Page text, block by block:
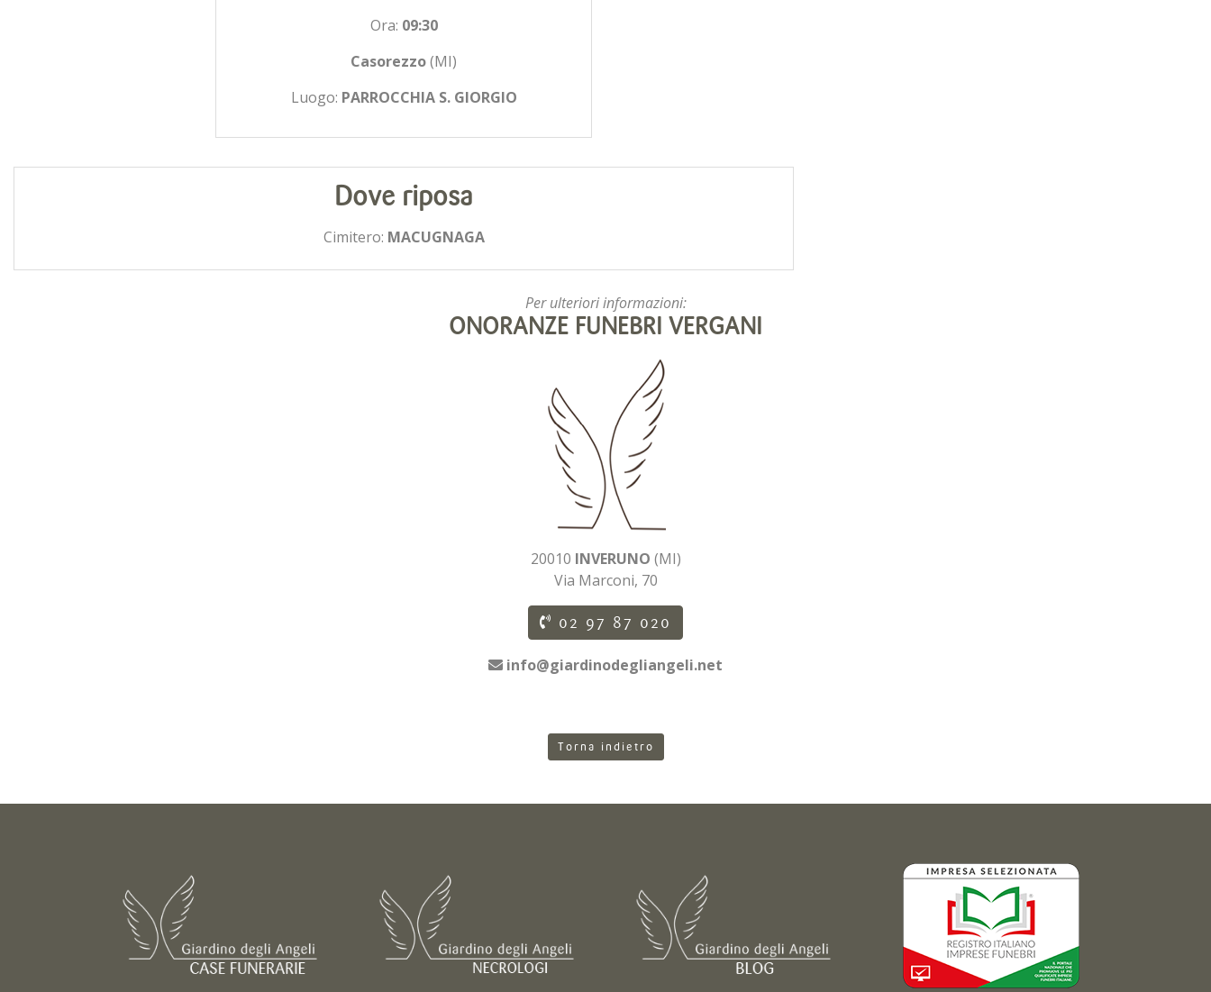
Ora: 09:30
Casorezzo(MI)
Luogo: PARROCCHIA S. GIORGIO
Dove riposa
Cimitero: MACUGNAGA
Per ulteriori informazioni:
ONORANZE FUNEBRI VERGANI
20010 INVERUNO (MI)
Via Marconi, 70
02 97 87 020
info@giardinodegliangeli.net
Torna indietro